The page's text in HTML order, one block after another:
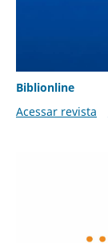
Biblionline
Acessar revista